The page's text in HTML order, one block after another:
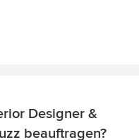
Designer &
beauftragen?